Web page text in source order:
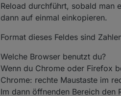
Reload durchführt, sobald man
dann auf einmal einkopieren.
Format dieses Feldes sind
Welche Browser benutzt du?
Wenn du Chrome oder Firefox
Chrome: rechte Maustaste im
Im dann öffnenden Bereich den